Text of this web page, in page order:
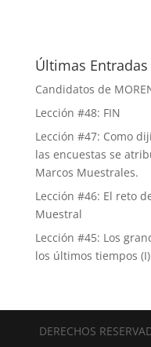
Últimas Entradas
Candidatos de
Lección #48: FIN
Lección #47: Como
las encuestas se
Marcos Muestrales.
Lección #46: El reto
Muestral
Lección #45: Los
los últimos tiempos (I)
DERECHOS